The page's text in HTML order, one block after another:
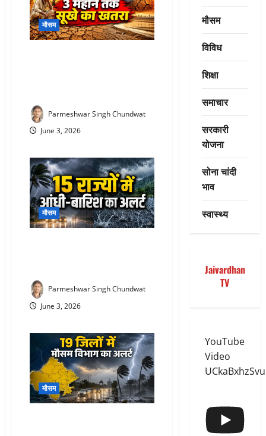
मौसम
Parmeshwar Singh Chundwat
June 3, 2026
मौसम
Parmeshwar Singh Chundwat
June 3, 2026
मौसम
मौसम
विविध
शिक्षा
समाचार
सरकारी
योजना
सोना चांदी
भाव
स्वास्थ्य
Jaivardhan
TV
YouTube
Video